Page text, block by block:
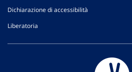
Dichiarazione di accessibilità
Liberatoria